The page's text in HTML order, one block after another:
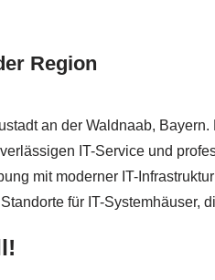
Region
an der Waldnaab,
IT-Service und
mit moderner IT-
für IT-Systemhäuser,